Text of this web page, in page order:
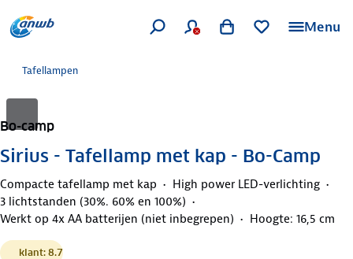
Menu
Tafellampen
Bo-camp
Sirius - Tafellamp met kap - Bo-Camp
Compacte tafellamp met kap
High power LED-verlichting
3 lichtstanden (30%. 60% en 100%)
Werkt op 4x AA batterijen (niet inbegrepen)
Hoogte: 16,5 cm
klant: 8.7